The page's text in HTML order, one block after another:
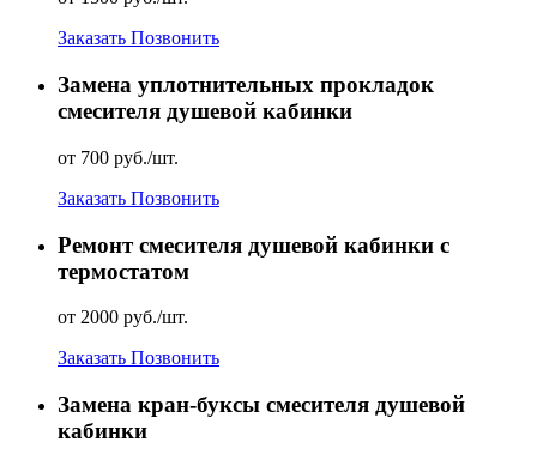
Заказать Позвонить
Замена уплотнительных прокладок
смесителя душевой кабинки
от 700 руб./шт.
Заказать Позвонить
Ремонт смесителя душевой кабинки с
термостатом
от 2000 руб./шт.
Заказать Позвонить
Замена кран-буксы смесителя душевой
кабинки